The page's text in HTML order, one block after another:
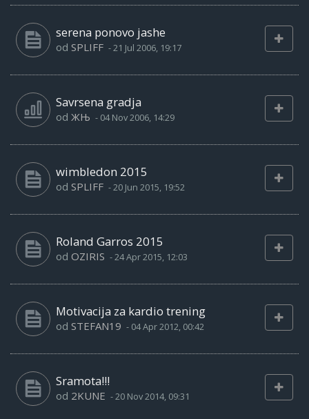
serena ponovo jashe
od SPLIFF -21 Jul 2006, 19:17
Savrsena gradja
od ЖЊ - 04 Nov 2006, 14:29
wimbledon 2015
od SPLIFF -20 Jun 2015, 19:52
Roland Garros 2015
od OZIRIS -24 Apr 2015, 12:03
Motivacija za kardio trening
od STEFAN19 - 04 Apr 2012, 00:42
Sramota!!!
od 2KUNE -20 Nov 2014, 09:31